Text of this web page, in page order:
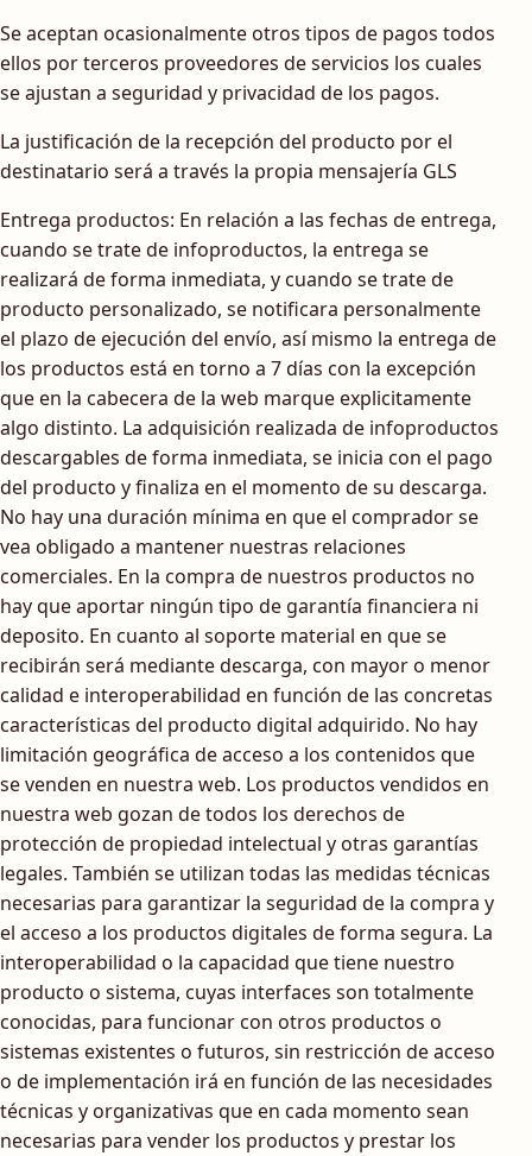
Se aceptan ocasionalmente otros tipos de pagos todos
ellos por terceros proveedores de servicios los cuales
se ajustan a seguridad y privacidad de los pagos.
La justificación de la recepción del producto por el
destinatario será a través la propia mensajería GLS
Entrega productos: En relación a las fechas de entrega,
cuando se trate de infoproductos, la entrega se
realizará de forma inmediata, y cuando se trate de
producto personalizado, se notificara personalmente
el plazo de ejecución del envío, así mismo la entrega de
los productos está en torno a 7 días con la excepción
que en la cabecera de la web marque explicitamente
algo distinto. La adquisición realizada de infoproductos
descargables de forma inmediata, se inicia con el pago
del producto y finaliza en el momento de su descarga.
No hay una duración mínima en que el comprador se
vea obligado a mantener nuestras relaciones
comerciales. En la compra de nuestros productos no
hay que aportar ningún tipo de garantía financiera ni
deposito. En cuanto al soporte material en que se
recibirán será mediante descarga, con mayor o menor
calidad e interoperabilidad en función de las concretas
características del producto digital adquirido. No hay
limitación geográfica de acceso a los contenidos que
se venden en nuestra web. Los productos vendidos en
nuestra web gozan de todos los derechos de
protección de propiedad intelectual y otras garantías
legales. También se utilizan todas las medidas técnicas
necesarias para garantizar la seguridad de la compra y
el acceso a los productos digitales de forma segura. La
interoperabilidad o la capacidad que tiene nuestro
producto o sistema, cuyas interfaces son totalmente
conocidas, para funcionar con otros productos o
sistemas existentes o futuros, sin restricción de acceso
o de implementación irá en función de las necesidades
técnicas y organizativas que en cada momento sean
necesarias para vender los productos y prestar los